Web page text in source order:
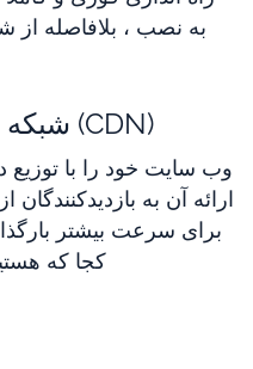
به نصب ، بلافاصله
شبکه تحویل محتوا (CDN)
وب سایت خود را با
ارائه آن به بازدیدکنندگان
برای سرعت بیشتر
کجا که